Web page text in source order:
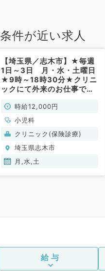
件が近い求人
【埼玉県／志木市】★毎週
1日～3日 月・水・土曜日
★9時～18時30分★クリニ
ックにて外来のお仕事で
時給12,000円
小児科
クリニック(保険診療)
埼玉県志木市
月,水,土
給与